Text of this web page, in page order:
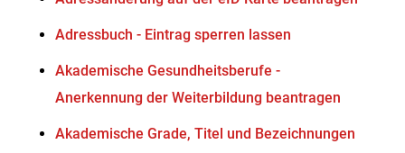
Adressbuch - Eintrag sperren lassen
Akademische Gesundheitsberufe -
Anerkennung der Weiterbildung beantragen
Akademische Grade, Titel und Bezeichnungen